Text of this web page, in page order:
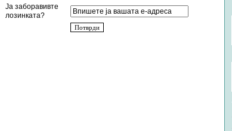
Ја заборавивте
лозинката?